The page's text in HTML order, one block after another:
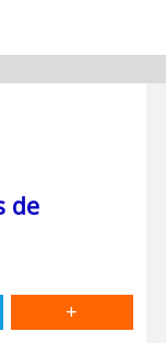
de